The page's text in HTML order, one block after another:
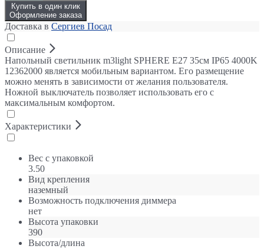
Купить в один клик
Оформление заказа
Доставка в Сергиев Посад
Описание
Напольный светильник m3light SPHERE E27 35см IP65 4000K
12362000 является мобильным вариантом. Его размещение
можно менять в зависимости от желания пользователя.
Ножной выключатель позволяет использовать его с
максимальным комфортом.
Характеристики
Вес с упаковкой
3.50
Вид крепления
наземный
Возможность подключения диммера
нет
Высота упаковки
390
Высота/длина